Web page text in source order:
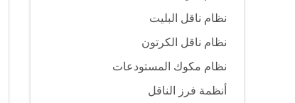
نظام ناقل البليت
نظام ناقل الكرتون
نظام مكوك المستودعات
أنظمة فرز الناقل